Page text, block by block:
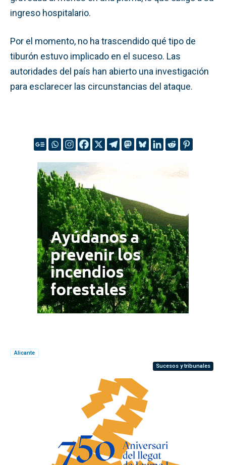
ingreso hospitalario.
Por el momento, no ha trascendido qué tipo de
tiburón estuvo implicado en el suceso. Las
autoridades del país han abierto una investigación
para esclarecer las circunstancias del ataque.
Alicante
Sucesos y tribunales